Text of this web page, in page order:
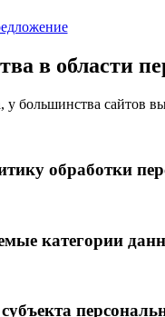
в области
большинства сайтов
обработки
категории